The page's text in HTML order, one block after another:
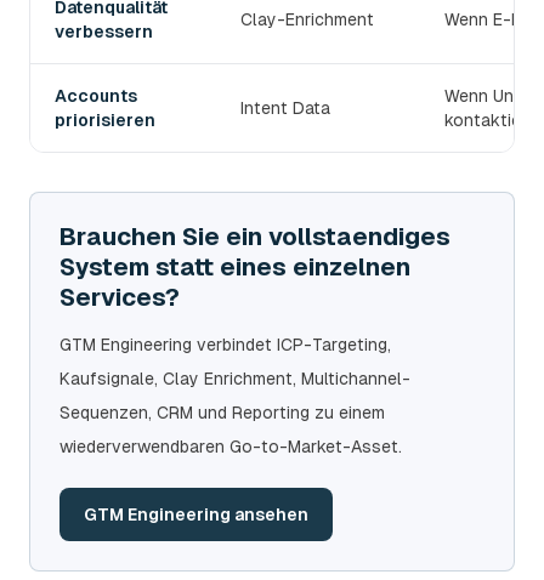
Datenqualität
verbessern
Clay-Enrichment Wenn E-
Accounts
priorisieren
Intent Data
Wenn
kontaktiert
Brauchen Sie ein vollstaendiges
System statt eines einzelnen
Services?
GTM Engineering verbindet ICP-Targeting,
Kaufsignale, Clay Enrichment, Multichannel-
Sequenzen, CRM und Reporting zu einem
wiederverwendbaren Go-to-Market-Asset.
GTM Engineering ansehen